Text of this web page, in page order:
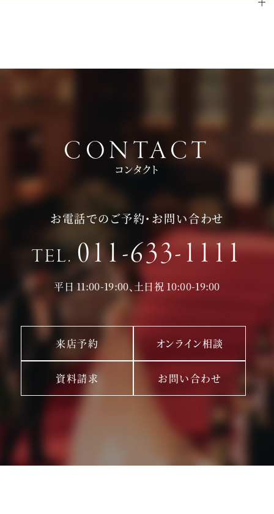
ご試食やお見積もり・日程のご提示を含めて３時間程お時間を
CONTACT
コンタクト
お電話でのご予約・お問い合わせ
TEL. 011-633-1111
平日 11:00-19:00、土日祝 10:00-19:00
来店予約 オンライン相談
資料請求 お問い合わせ